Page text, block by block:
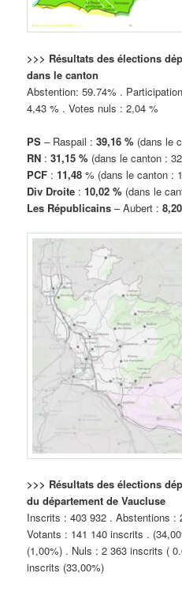
>>> Résultats des élections
dans le canton
Abstention: 59.74% .
4,43 % . Votes nuls : 2,04 %
PS – Raspail :39,16 % (dans le
RN :31,15 % (dans le canton :
PCF :11,48 % (dans le canton :
Div Droite :10,02 % (dans le
Les Républicains – Aubert :
>>> Résultats des élections
du département de Vaucluse
Inscrits : 403 932 . Abstentions :
Votants : 141 140 inscrits .
(1,00%) . Nuls : 2 363 inscrits (
inscrits (33,00%)